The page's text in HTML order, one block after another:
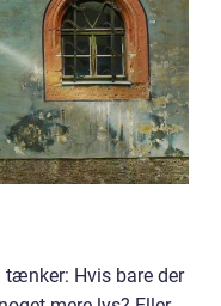
Hvis bare der